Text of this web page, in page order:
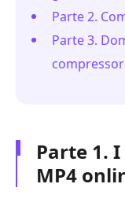
Parte 2.
Parte 3.
Parte 1.
MP4